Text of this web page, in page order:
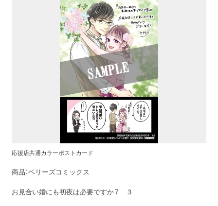
応援店共通カラーポストカード
商品：ベリーズコミックス
お見合い婚にも初夜は必要ですか？ ３